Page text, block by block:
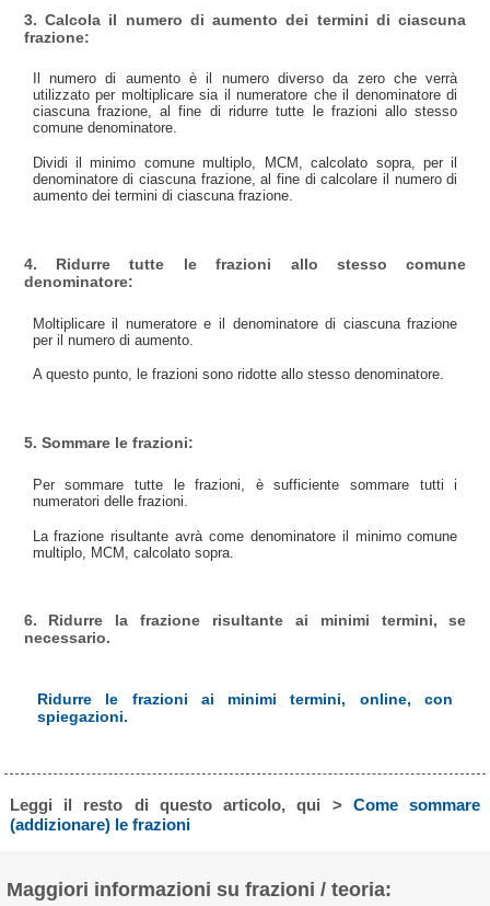
3. Calcola il numero di aumento dei termini di ciascuna
frazione:
Il numero di aumento è il numero diverso da zero che verrà
utilizzato per moltiplicare sia il numeratore che il denominatore di
ciascuna frazione, al fine di ridurre tutte le frazioni allo stesso
comune denominatore.
Dividi il minimo comune multiplo, MCM, calcolato sopra, per il
denominatore di ciascuna frazione, al fine di calcolare il numero di
aumento dei termini di ciascuna frazione.
4. Ridurre tutte le frazioni allo stesso comune
denominatore:
Moltiplicare il numeratore e il denominatore di ciascuna frazione
per il numero di aumento.
A questo punto, le frazioni sono ridotte allo stesso denominatore.
5. Sommare le frazioni:
Per sommare tutte le frazioni, è sufficiente sommare tutti i
numeratori delle frazioni.
La frazione risultante avrà come denominatore il minimo comune
multiplo, MCM, calcolato sopra.
6. Ridurre la frazione risultante ai minimi termini, se
necessario.
Ridurre le frazioni ai minimi termini, online, con
spiegazioni.
Leggi il resto di questo articolo, qui > Come sommare
(addizionare) le frazioni
Maggiori informazioni su frazioni / teoria: